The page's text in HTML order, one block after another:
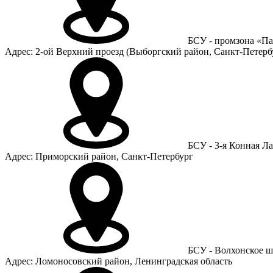
БСУ - промзона
Адрес: 2-ой Верхний проезд (Выборгский район, Санкт-
БСУ - 3-я Конная
Адрес: Приморский район, Санкт-Петербург
БСУ - Волхонское
Адрес: Ломоносовский район, Ленинградская область